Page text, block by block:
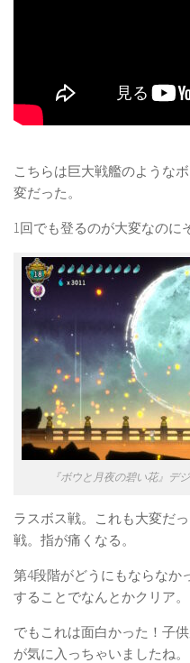
こちらは巨大戦艦のような
変だった。
1回でも登るのが大変なのに
『ボウと月夜の碧い花』デ
ラスボス戦。これも大変だ
戦。指が痛くなる。
第4段階がどうにもならなか
することでなんとかクリア。
でもこれは面白かった！子
が気に入っちゃいましたね。